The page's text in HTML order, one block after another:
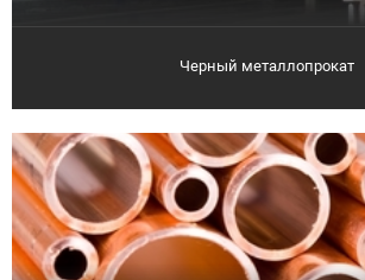
Черный металлопрокат